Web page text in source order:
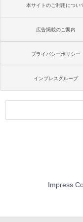
本サイトのご利用につい
広告掲載のご案内
プライバシーポリシー
インプレスグループ
Impress